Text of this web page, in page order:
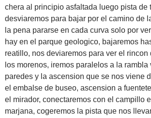
chera al principio asfaltada luego pista de
desviaremos para bajar por el camino de
la pena pararse en cada curva solo por
hay en el parque geologico, bajaremos
reatillo, nos deviaremos para ver el rincon
los morenos, iremos paralelos a la rambla
paredes y la ascension que se nos viene
el embalse de buseo, ascension a
el mirador, conectaremos con el campillo
marjana, cogeremos la pista que nos